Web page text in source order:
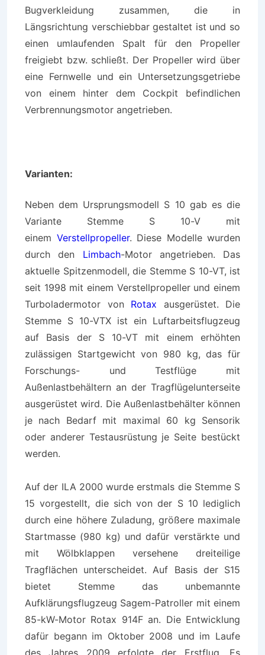
Bugverkleidung zusammen, die in
Längsrichtung verschiebbar gestaltet ist und so
einen umlaufenden Spalt für den Propeller
freigiebt bzw. schließt. Der Propeller wird über
eine Fernwelle und ein Untersetzungsgetriebe
von einem hinter dem Cockpit befindlichen
Verbrennungsmotor angetrieben.
Varianten:
Neben dem Ursprungsmodell S 10 gab es die
Variante Stemme S 10-V mit
einem Verstellpropeller. Diese Modelle wurden
durch den Limbach-Motor angetrieben. Das
aktuelle Spitzenmodell, die Stemme S 10-VT, ist
seit 1998 mit einem Verstellpropeller und einem
Turboladermotor von Rotax ausgerüstet. Die
Stemme S 10-VTX ist ein Luftarbeitsflugzeug
auf Basis der S 10-VT mit einem erhöhten
zulässigen Startgewicht von 980 kg, das für
Forschungs- und Testflüge mit
Außenlastbehältern an der Tragflügelunterseite
ausgerüstet wird. Die Außenlastbehälter können
je nach Bedarf mit maximal 60 kg Sensorik
oder anderer Testausrüstung je Seite bestückt
werden.
Auf der ILA 2000 wurde erstmals die Stemme S
15 vorgestellt, die sich von der S 10 lediglich
durch eine höhere Zuladung, größere maximale
Startmasse (980 kg) und dafür verstärkte und
mit Wölbklappen versehene dreiteilige
Tragflächen unterscheidet. Auf Basis der S15
bietet Stemme das unbemannte
Aufklärungsflugzeug Sagem-Patroller mit einem
85-kW-Motor Rotax 914F an. Die Entwicklung
dafür begann im Oktober 2008 und im Laufe
des Jahres 2009 erfolgte der Erstflug. Es